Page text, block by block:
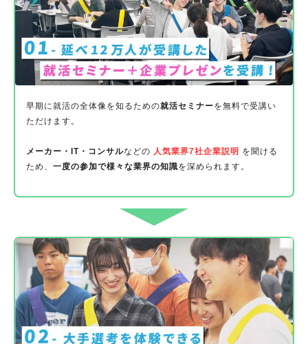
早期に就活の全体像を知るための就活セミナーを無料で受講い
ただけます。
メーカー・IT・コンサルなどの 人気業界7社企業説明 を聞ける
ため、一度の参加で様々な業界の知識を深められます。